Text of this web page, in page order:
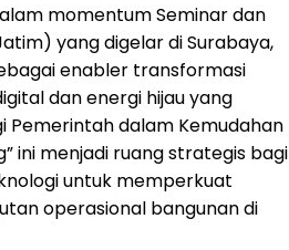
momentum Seminar dan
yang digelar di Surabaya,
enabler transformasi
dan energi hijau yang
Pemerintah dalam Kemudahan
ini menjadi ruang strategis bagi
untuk memperkuat
operasional bangunan di